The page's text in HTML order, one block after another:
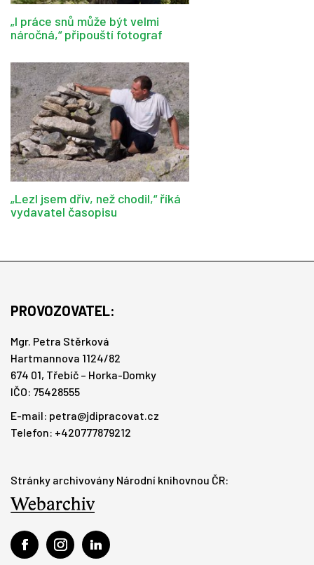
„I práce snů může být velmi
náročná,“ připouští fotograf
„Lezl jsem dřív, než chodil,“ říká
vydavatel časopisu
PROVOZOVATEL:
Mgr. Petra Stěrková
Hartmannova 1124/82
674 01, Třebíč – Horka-Domky
IČO: 75428555
E-mail: petra@jdipracovat.cz
Telefon: +420777879212
Stránky archivovány Národní knihovnou ČR: